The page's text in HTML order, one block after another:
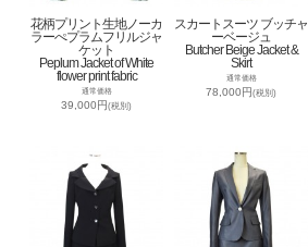
花柄プリント生地ノーカ
ラーぺプラムフリルジャ
ケット
Peplum Jacket of White
flower print fabric
通常価格
39,000円(税別)
スカートスーツ ブッチャ
ーベージュ
Butcher Beige Jacket &
Skirt
通常価格
78,000円(税別)